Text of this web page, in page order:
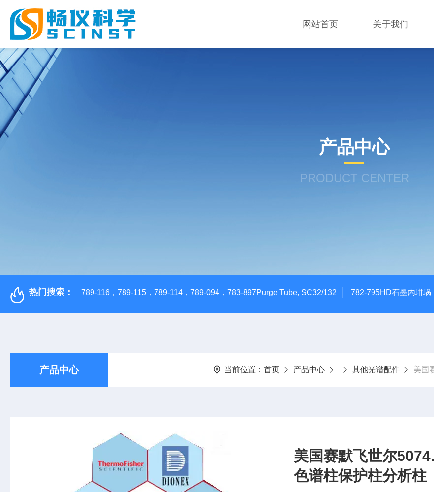
网站首页 关于我们
产品中心
PRODUCT CENTER
热门搜索： 789-116，789-115，789-114，789-094，783-897Purge Tube, SC32/132 782-795HD石墨内坩埚
产品中心 当前位置： 首页 产品中心 其他光谱配件 美国
美国赛默飞世尔
色谱柱保护柱分析柱